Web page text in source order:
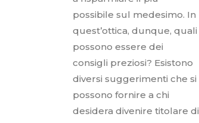
possibile sul medesimo. In
quest’ottica, dunque, quali
possono essere dei
consigli preziosi? Esistono
diversi suggerimenti che si
possono fornire a chi
desidera divenire titolare di